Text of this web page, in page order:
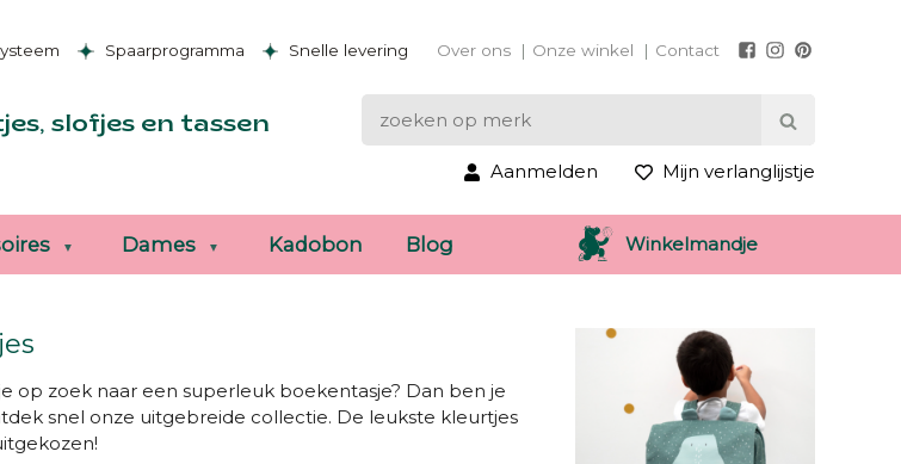
Spaarprogramma Snelle levering Over ons Onze winkel Contact
slofjes en tassen
Aanmelden Mijn verlanglijstje
Dames Kadobon Blog Winkelmandje
op zoek naar een superleuk boekentasje? Dan ben je
snel onze uitgebreide collectie. De leukste kleurtjes